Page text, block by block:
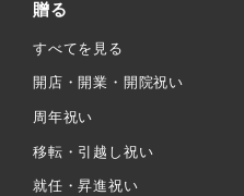
贈る
すべてを見る
開店・開業・開院祝い
周年祝い
移転・引越し祝い
就任・昇進祝い